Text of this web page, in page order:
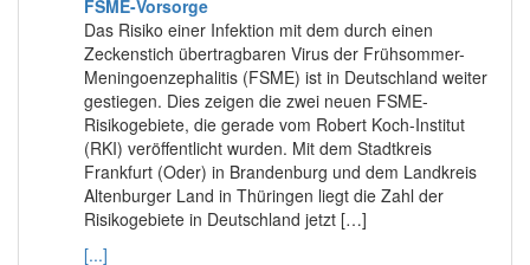
FSME-Vorsorge
Das Risiko einer Infektion mit dem durch einen
Zeckenstich übertragbaren Virus der Frühsommer-
Meningoenzephalitis (FSME) ist in Deutschland weiter
gestiegen. Dies zeigen die zwei neuen FSME-
Risikogebiete, die gerade vom Robert Koch-Institut
(RKI) veröffentlicht wurden. Mit dem Stadtkreis
Frankfurt (Oder) in Brandenburg und dem Landkreis
Altenburger Land in Thüringen liegt die Zahl der
Risikogebiete in Deutschland jetzt […]
[...]